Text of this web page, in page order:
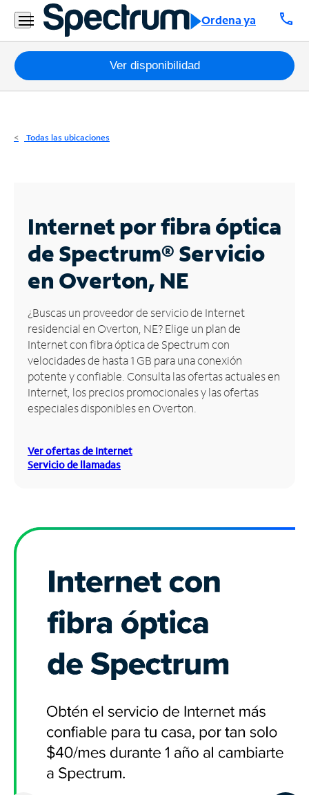
Ordena ya call
Residencial
Business
Paquetes
Internet
Business
Contáctanos
Inglés
Administrar
cuenta
Encuentra
una
tienda
Ver disponibilidad
Todas las ubicaciones
Internet por fibra óptica
de Spectrum®Servicio
en Overton, NE
¿Buscas un proveedor de servicio de Internet
residencial en Overton, NE? Elige un plan de
Internet con fibra óptica de Spectrum con
velocidades de hasta 1 GB para una conexión
potente y confiable. Consulta las ofertas actuales en
Internet, los precios promocionales y las ofertas
especiales disponibles en Overton.
Ver ofertas de Internet
Servicio de llamadas